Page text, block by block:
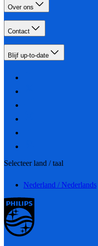
Over ons
Contact
Blijf up-to-date
Selecteer land / taal
Nederland / Nederlands